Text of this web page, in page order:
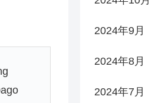
2024年9月
2024年8月
2024年7月